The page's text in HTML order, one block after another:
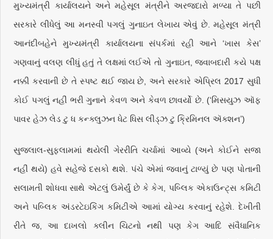
મુખ્યમંત્રી કાર્યાલયને અને મહેસૂલ મંત્રીને અરજદારો મળ્યા તે પછી
સરકારે લીધેલું આ મનસ્વી પગલું ગુનાઇત લેખાય એવું છે. મહેસૂલ મંત્રી
આનંદીબહેને મુખ્યમંત્રી કાર્યાલયના સંપર્કમાં રહી આને ‘ખાસ કેસ’
ગણવાનું વલણ લીધું હતું તે લક્ષમાં લઈએ તો ગુનાઇત, જવાબદારી કયે પક્ષ
નક્કી કરવાની છે તે સ્પષ્ટ થઈ જાય છે, અને સરકારે એપ્રિલ 2017 સુધી
કોઈ પગલું નહીં ભરી ગુનાને કેવળ‌ અને કેવળ‌ છાવર્યો છે. (‘મિસયુઝ ઑફ
પાવર હેઝ લેડ ટુ ધ કન્ક્લુઝન ધેટ ધિસ લીડ્ઝ ટુ ક્રિમિનલ ઍક્શન’)
સુજલાલ-સુફલામમાં થયેલી ગેરરીતિ ચર્ચામાં આવ્યે (અને કોઈને સજા
નહીં થયે) હવે સહેજે દસકો થશે. પંચે એમાં જવાનું ટાળ્યું છે પણ પોતાની
સલામતી શોધવા સાથે એટલું ઉમેર્યું છે કે કેગ, પબ્લિક એકાઉન્ટ્સ કમિટી
અને પબ્લિક અંડરટેઇકિંગ કમિટીએ આમાં યોગ્ય કરવાનું રહેશે. દેખીતી
રીતે જ, આ દાખલો ક્લીન ચિટનો નથી પણ કેગ આદિ સંવૈધાનિક